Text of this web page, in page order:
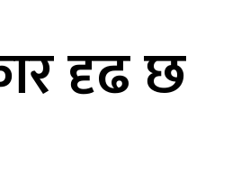
दृढ छ